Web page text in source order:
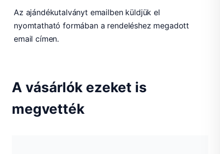
Az ajándékutalványt emailben küldjük el
nyomtatható formában a rendeléshez megadott
email címen.
A vásárlók ezeket is
megvették